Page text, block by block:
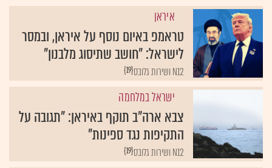
איראן
טראמפ באיום נוסף על איראן, ובמסר
לישראל: "חושב שתיסוג מלבנון"
{19} N12 ושירות גלובס
ישראל במלחמה
צבא ארה"ב תוקף באיראן: "תגובה על
התקיפות נגד ספינות"
{19} N12 ושירות גלובס